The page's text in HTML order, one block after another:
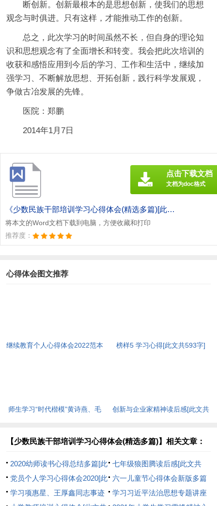
断创新。创新最根本的是思想创新，使我们的思想
观念与时俱进。只有这样，才能推动工作的创新。
总之，此次学习的时间虽然不长，但自身的理论知
识和思想观念有了全面增长和转变。我会把此次培训的
收获和感悟应用到今后的学习、工作和生活中，继续加
强学习、不断解放思想、开拓创新，践行科学发展观，
争做古冶发展的先锋。
医院：郑鹏
2014年1月7日
《少数民族干部培训学习心得体会(精选多篇)[此文共10101字].doc》
将本文的Word文档下载到电脑，方便收藏和打印
推荐度：
点击下载文档
文档为doc格式
心得体会图文推荐
继续教育个人心得体会2022范本
榜样5 学习心得[此文共593字]
师生学习“时代楷模”黄诗燕、毛
1570字]
创新与企业家精神读后感[此文共
【少数民族干部培训学习心得体会(精选多篇)】相关文章：
2020幼师读书心得总结多篇[此
文共5403字]
七年级狼图腾读后感[此文共
3533字]
党员个人学习心得体会2020[此
文共5616字]
六一儿童节心得体会新版多篇
[此文共2582字]
学习项惠星、王厚鑫同志事迹
学习习近平法治思想专题讲座